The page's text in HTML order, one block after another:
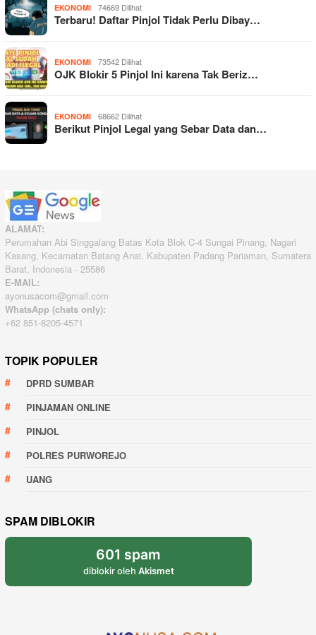
EKONOMI 74669 Dilihat
Terbaru! Daftar Pinjol Tidak Perlu Dibay…
EKONOMI 73542 Dilihat
OJK Blokir 5 Pinjol Ini karena Tak Beriz…
EKONOMI 68662 Dilihat
Berikut Pinjol Legal yang Sebar Data dan…
ALAMAT:
Perumahan Abi Singgalang Batas Kota Blok C-4 Sungai Pinang, Nagari
Kasang, Kecamatan Batang Anai, Kabupaten Padang Pariaman, Sumatera
Barat, Indonesia - 25586
E-MAIL:
ayonusacom@gmail.com
WhatsApp (chats only):
+62 851-8205-4571
TOPIK POPULER
DPRD SUMBAR
PINJAMAN ONLINE
PINJOL
POLRES PURWOREJO
UANG
SPAM DIBLOKIR
601 spam
diblokir oleh Akismet